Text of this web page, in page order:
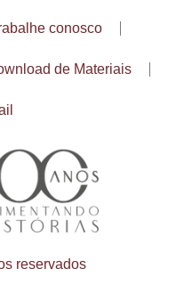
conosco
de Materiais
reservados